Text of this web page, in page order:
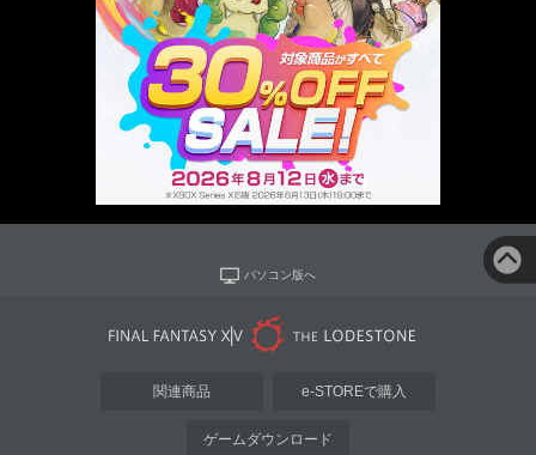
パソコン版へ
関連商品 e-STOREで購入
ゲームダウンロード